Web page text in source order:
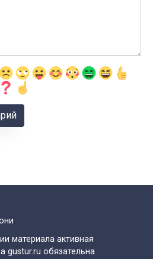
материала активная
gustur.ru обязательна